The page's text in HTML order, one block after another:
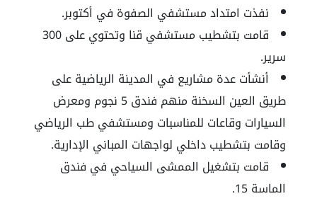
نفذت امتداد مستشفي الصفوة في أكتوبر.
قامت بتشطيب مستشفي قنا وتحتوي على 300
سرير.
أنشأت عدة مشاريع في المدينة الرياضية على
طريق العين السخنة منهم فندق 5 نجوم ومعرض
السيارات وقاعات للمناسبات ومستشفي طب الرياضي
وقامت بتشطيب داخلي لواجهات المباني الإدارية.
قامت بتشغيل الممشى السياحي في فندق
الماسة 15.